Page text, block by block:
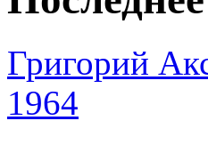
Григорий
1964